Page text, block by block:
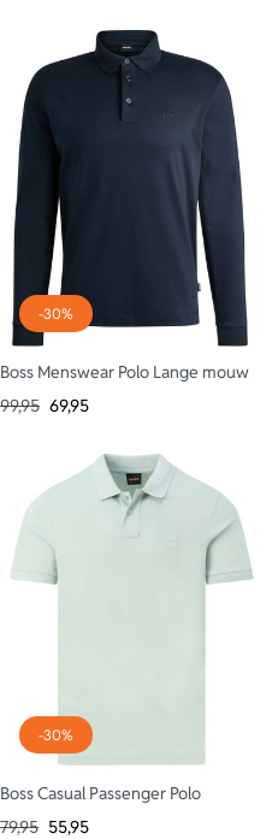
-30%
Boss Menswear Polo Lange mouw
99,95 69,95
-30%
Boss Casual Passenger Polo
79,95 55,95